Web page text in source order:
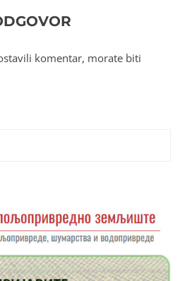
komentar, morate biti